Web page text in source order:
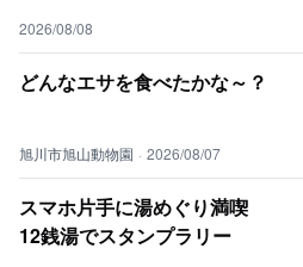
2026/08/08
どんなエサを食べたかな～？
旭川市旭山動物園 · 2026/08/07
スマホ片手に湯めぐり満喫
12銭湯でスタンプラリー